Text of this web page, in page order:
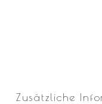
Zusätzliche